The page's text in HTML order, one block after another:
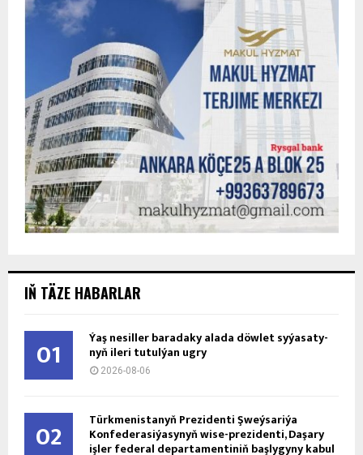
IŇ TÄZE HABARLAR
01 Ýaş ne­sil­ler ba­ra­da­ky ala­da döw­let sy­ýa­sa­ty­
nyň ile­ri tu­tul­ýan ug­ry
2026-08-06
02 Türkmenistanyň Prezidenti Şweýsariýa
Konfederasiýasynyň wise-prezidenti, Daşary
işler federal departamentiniň başlygyny kabul